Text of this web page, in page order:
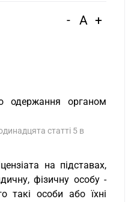
- A +
одержання органом
статті 5 в
на підставах,
фізичну особу -
такі особи або їхні